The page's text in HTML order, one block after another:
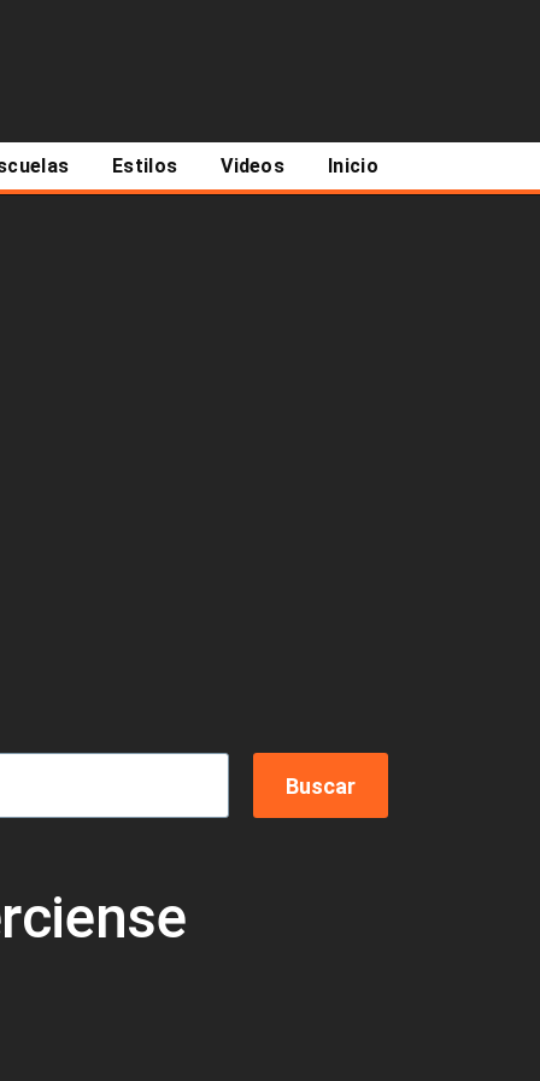
Estilos Videos Inicio